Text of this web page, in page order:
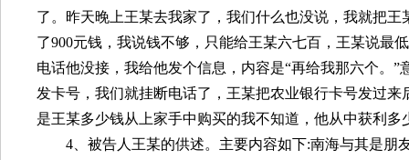
了。昨天晚上王某去我家了，我们什么也没说，我就把
了900元钱，我说钱不够，只能给王某六七百，王某说最低
电话他没接，我给他发个信息，内容是“再给我那六个。
发卡号，我们就挂断电话了，王某把农业银行卡号发过来
是王某多少钱从上家手中购买的我不知道，他从中获利
4 、被告人王某的供述。主要内容如下:南海与其是朋